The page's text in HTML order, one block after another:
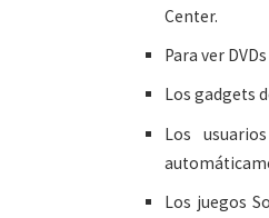
Center.
Para ver
Los gadgets
Los
Los juegos